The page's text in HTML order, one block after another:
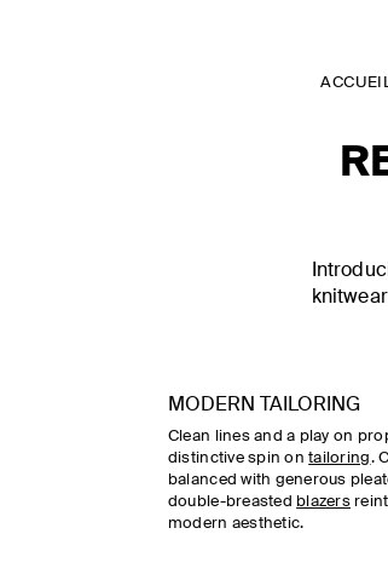
MODERN TAILORING
Clean lines and a play on
distinctive spin ontailoring.
balanced with generous
double-breasted blazers
modern aesthetic.